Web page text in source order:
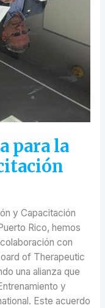
para la
y Capacitación
Rico, hemos
con
of Therapeutic
una alianza que
y
Este acuerdo